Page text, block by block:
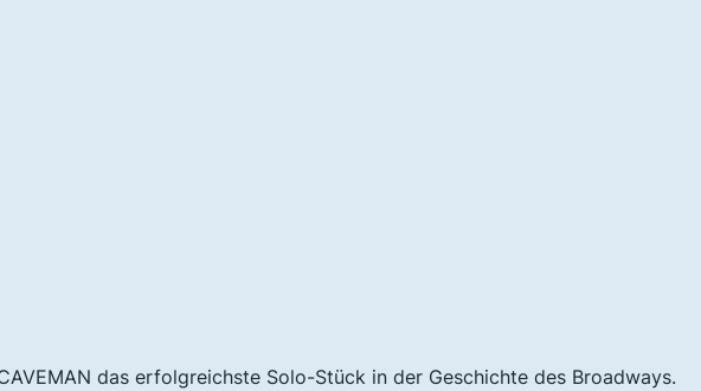
das erfolgreichste Solo-Stück in der Geschichte des Broadways.